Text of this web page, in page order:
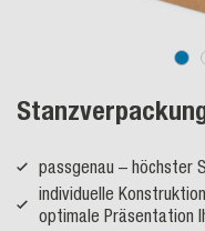
passgenau – höchster
individuelle
optimale Präsentation